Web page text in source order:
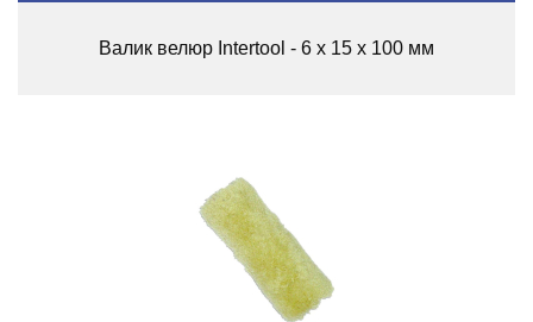
Валик велюр Intertool - 6 х 15 х 100 мм